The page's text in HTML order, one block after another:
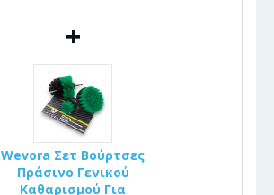
+
Wevora Σετ Βούρτσες
Πράσινο Γενικού
Καθαρισμού Για